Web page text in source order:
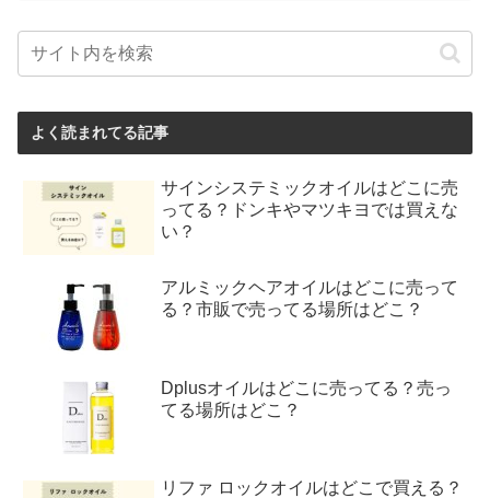
よく読まれてる記事
サインシステミックオイルはどこに売
ってる？ドンキやマツキヨでは買えな
い？
アルミックヘアオイルはどこに売って
る？市販で売ってる場所はどこ？
Dplusオイルはどこに売ってる？売っ
てる場所はどこ？
リファ ロックオイルはどこで買える？